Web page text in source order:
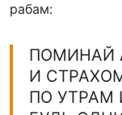
рабам:
ПОМИНАЙ
И
ПО УТРАМ